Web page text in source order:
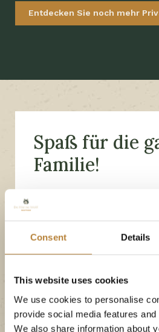
Consent Details
This website uses cookies
We use cookies to personalise
provide social media features
We also share information about
Entdecken Sie noch mehr
Spaß für die
Familie!
unterhaltsamen Angebote wird
Familie während Ihres
langweilig.